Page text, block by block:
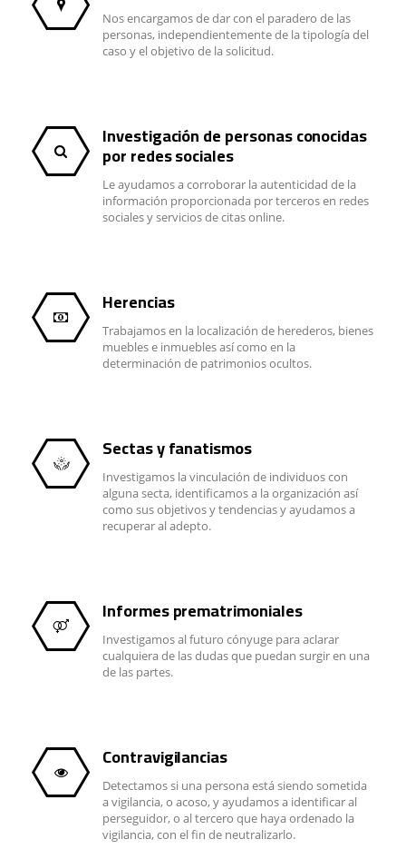
Nos encargamos de dar con el paradero de las
personas, independientemente de la tipología del
caso y el objetivo de la solicitud.
Investigación de personas conocidas
por redes sociales
Le ayudamos a corroborar la autenticidad de la
información proporcionada por terceros en redes
sociales y servicios de citas online.
Herencias
Trabajamos en la localización de herederos, bienes
muebles e inmuebles así como en la
determinación de patrimonios ocultos.
Sectas y fanatismos
Investigamos la vinculación de individuos con
alguna secta, identificamos a la organización así
como sus objetivos y tendencias y ayudamos a
recuperar al adepto.
Informes prematrimoniales
Investigamos al futuro cónyuge para aclarar
cualquiera de las dudas que puedan surgir en una
de las partes.
Contravigilancias
Detectamos si una persona está siendo sometida
a vigilancia, o acoso, y ayudamos a identificar al
perseguidor, o al tercero que haya ordenado la
vigilancia, con el fin de neutralizarlo.